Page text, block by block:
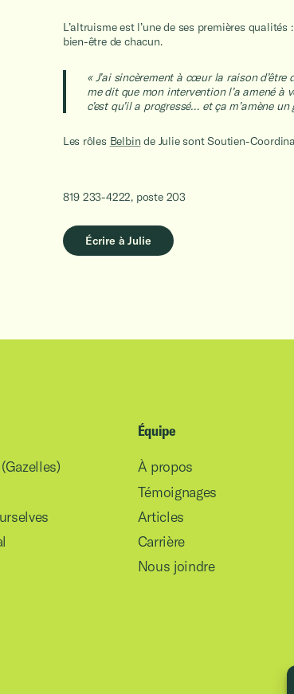
L’altruisme est l’une de ses premières
bien-être de chacun.
« J’ai sincèrement à cœur la raison
me dit que mon intervention l’a amené à
c’est qu’il a progressé… et ça m’amène
Les rôles Belbin de Julie sont Soutien-
819 233-4222, poste 203
Écrire à Julie
Équipe
À propos
Témoignages
Articles
Carrière
Nous joindre